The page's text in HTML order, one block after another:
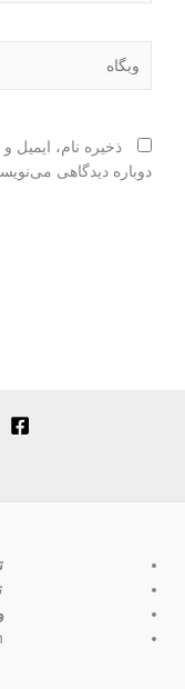
ذخیره نام،
دوباره دیدگاهی